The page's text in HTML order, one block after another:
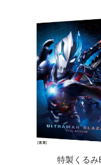
特製くるみ